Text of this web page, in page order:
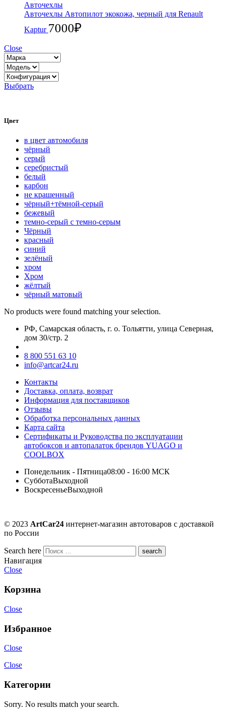
Авточехлы
Авточехлы Автопилот экокожа, черный для Renault
Kaptur 7000₽
Close
Выбрать
Цвет
в цвет автомобиля
чёрный
серый
серебристый
белый
карбон
нe кpaшeнный
чёрный+тёмной-серый
бежевый
темно-серый с темно-серым
Чёрный
красный
синий
зелёный
хром
Хром
жёлтый
чёрный матовый
No products were found matching your selection.
РФ, Самарская область, г. о. Тольятти, улица Северная,
дом 30/стр. 2
8 800 551 63 10
info@artcar24.ru
Контакты
Доставка, оплата, возврат
Информация для поставщиков
Отзывы
Обработка персональных данных
Карта сайта
Сертификаты и Руководства по эксплуатации
автобоксов и автопалаток брендов YUAGO и
COOLBOX
Понедельник - Пятница08:00 - 16:00 МСК
СубботаВыходной
ВоскресеньеВыходной
© 2023 ArtCar24 интернет-магазин автотоваров с доставкой
по России
Search here
Навигация
Close
Корзина
Close
Избранное
Close
Close
Категории
Sorry. No results match your search.